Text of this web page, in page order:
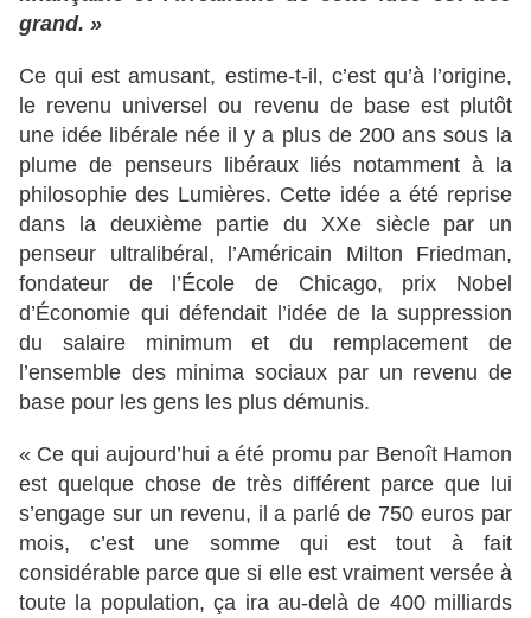
grand. »
Ce qui est amusant, estime-t-il, c’est qu’à l’origine,
le revenu universel ou revenu de base est plutôt
une idée libérale née il y a plus de 200 ans sous la
plume de penseurs libéraux liés notamment à la
philosophie des Lumières. Cette idée a été reprise
dans la deuxième partie du XXe siècle par un
penseur ultralibéral, l’Américain Milton Friedman,
fondateur de l’École de Chicago, prix Nobel
d’Économie qui défendait l’idée de la suppression
du salaire minimum et du remplacement de
l’ensemble des minima sociaux par un revenu de
base pour les gens les plus démunis.
« Ce qui aujourd’hui a été promu par Benoît Hamon
est quelque chose de très différent parce que lui
s’engage sur un revenu, il a parlé de 750 euros par
mois, c’est une somme qui est tout à fait
considérable parce que si elle est vraiment versée à
toute la population, ça ira au-delà de 400 milliards